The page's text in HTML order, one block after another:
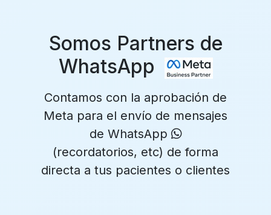
Somos Partners de
WhatsApp
Contamos con la aprobación de
Meta para el envío de mensajes
de WhatsApp
(recordatorios, etc) de forma
directa a tus pacientes o clientes